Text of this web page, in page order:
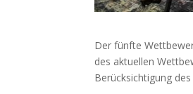
Der fünfte
des aktuellen
Berücksichtigung